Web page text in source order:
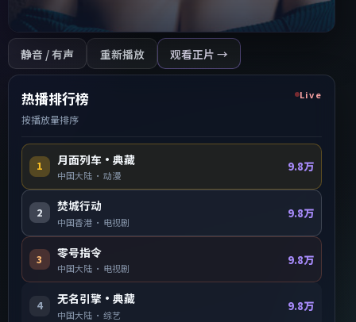
静音 / 有声 重新播放 观看正片 →
热播排行榜
按播放量排序
Live
1 月面列车·典藏
中国大陆 ·动漫
9.8万
2 焚城行动
中国香港 · 电视剧
9.8万
3 零号指令
中国大陆 · 电视剧
9.8万
4 无名引擎·典藏
中国大陆 ·综艺
9.8万